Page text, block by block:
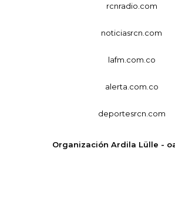
rcnradio.com
noticiasrcn.com
lafm.com.co
alerta.com.co
deportesrcn.com
Organización Ardila Lülle -